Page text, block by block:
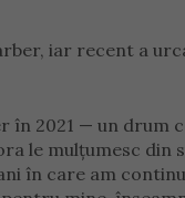
iar recent a
în 2021 — un drum
le mulțumesc din
în care am